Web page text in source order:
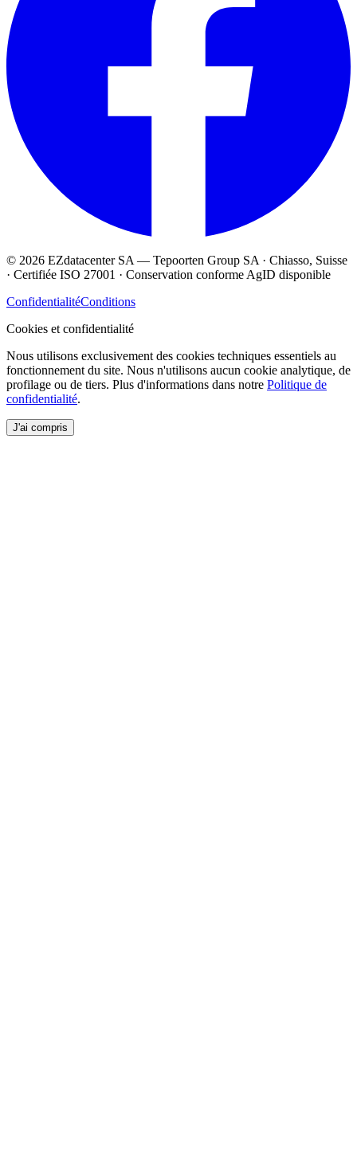
© 2026 EZdatacenter SA — Tepoorten Group SA · Chiasso, Suisse
· Certifiée ISO 27001 · Conservation conforme AgID disponible
ConfidentialitéConditions
Cookies et confidentialité
Nous utilisons exclusivement des cookies techniques essentiels au
fonctionnement du site. Nous n'utilisons aucun cookie analytique, de
profilage ou de tiers. Plus d'informations dans notre Politique de
confidentialité.
J'ai compris